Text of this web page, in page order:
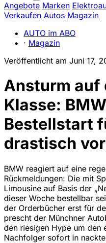
Angebote Marken
Verkaufen Autos Magazin
AUTO im ABO
· Magazin
Veröffentlicht am Juni 17,
Ansturm auf
Klasse:
Bestellstart
drastisch
BMW reagiert auf eine
Rückmeldungen: Die mit
Limousine auf Basis der
dieser Woche bestellbar
der Orderbücher erst für
prescht der Münchner
den riesigen Hype um den
Nachfolger sofort in